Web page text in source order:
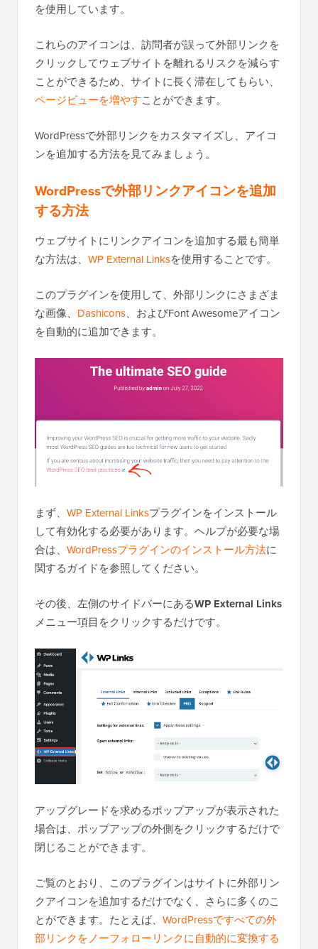
を使用しています。
これらのアイコンは、訪問者が誤って外部リンクを
クリックしてウェブサイトを離れるリスクを減らす
ことができるため、サイトに長く滞在してもらい、
ページビューを増やすことができます。
WordPressで外部リンクをカスタマイズし、アイコ
ンを追加する方法を見てみましょう。
WordPressで外部リンクアイコンを追加
する方法
ウェブサイトにリンクアイコンを追加する最も簡単
な方法は、 WP External Linksを使用することです。
このプラグインを使用して、外部リンクにさまざま
な画像、 Dashicons、およびFont Awesomeアイコン
を自動的に追加できます。
まず、 WP External Linksプラグインをインストール
して有効化する必要があります。ヘルプが必要な場
合は、 WordPressプラグインのインストール方法に
関するガイドを参照してください。
その後、左側のサイドバーにあるWP External Links
メニュー項目をクリックするだけです。
アップグレードを求めるポップアップが表示された
場合は、ポップアップの外側をクリックするだけで
閉じることができます。
ご覧のとおり、このプラグインはサイトに外部リン
クアイコンを追加するだけでなく、さらに多くのこ
とができます。たとえば、 WordPressですべての外
部リンクをノーフォローリンクに自動的に変換する